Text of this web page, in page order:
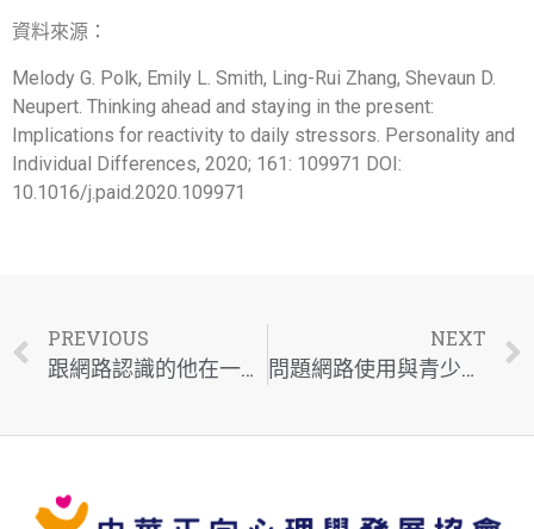
資料來源：
Melody G. Polk, Emily L. Smith, Ling-Rui Zhang, Shevaun D.
Neupert. Thinking ahead and staying in the present:
Implications for reactivity to daily stressors. Personality and
Individual Differences, 2020; 161: 109971 DOI:
10.1016/j.paid.2020.109971
PREVIOUS
跟網路認識的他在一起，我能夠幸福嗎？
NEXT
問題網路使用與青少年憂鬱密切相關